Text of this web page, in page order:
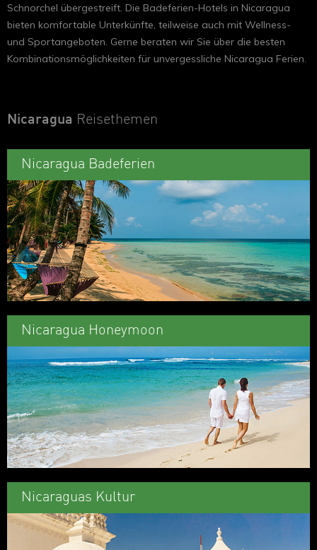
Schnorchel übergestreift. Die Badeferien-Hotels in Nicaragua
bieten komfortable Unterkünfte, teilweise auch mit Wellness-
und Sportangeboten. Gerne beraten wir Sie über die besten
Kombinationsmöglichkeiten für unvergessliche Nicaragua Ferien.
Nicaragua Reisethemen
Nicaragua Badeferien
Nicaragua Honeymoon
Nicaraguas Kultur